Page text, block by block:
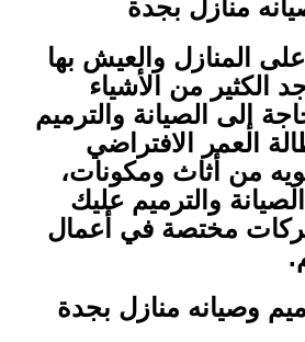
منازل بجدة
المنازل والعيش بها
الكثير من الأشياء
إلى الصيانة والترميم
العمر الافتراضي
من أثاث ومكونات،
والترميم عليك
مختصة في أعمال
وصيانه منازل بجدة